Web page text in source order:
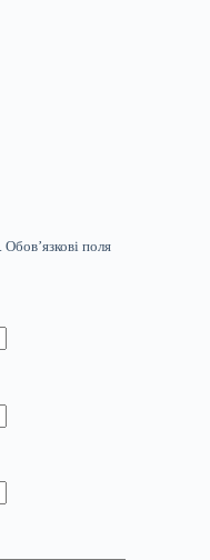
Обов’язкові поля